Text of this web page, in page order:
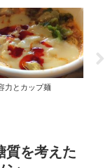
力とカップ麺
質を考えた